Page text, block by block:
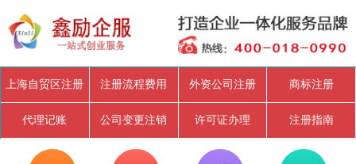
上海自贸区注册 注册流程费用 外资公司注册 商标注册
代理记账 公司变更注销 许可证办理 注册指南